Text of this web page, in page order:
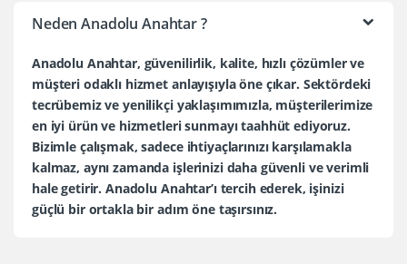
Neden Anadolu Anahtar ?
Anadolu Anahtar, güvenilirlik, kalite, hızlı çözümler ve
müşteri odaklı hizmet anlayışıyla öne çıkar. Sektördeki
tecrübemiz ve yenilikçi yaklaşımımızla, müşterilerimize
en iyi ürün ve hizmetleri sunmayı taahhüt ediyoruz.
Bizimle çalışmak, sadece ihtiyaçlarınızı karşılamakla
kalmaz, aynı zamanda işlerinizi daha güvenli ve verimli
hale getirir. Anadolu Anahtar’ı tercih ederek, işinizi
güçlü bir ortakla bir adım öne taşırsınız.